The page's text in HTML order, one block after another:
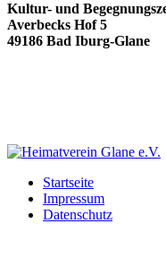
Kultur- und
Averbecks Hof 5
49186 Bad Iburg-Glane
Startseite
Impressum
Datenschutz